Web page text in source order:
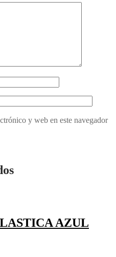
y web en este navegador
AZUL